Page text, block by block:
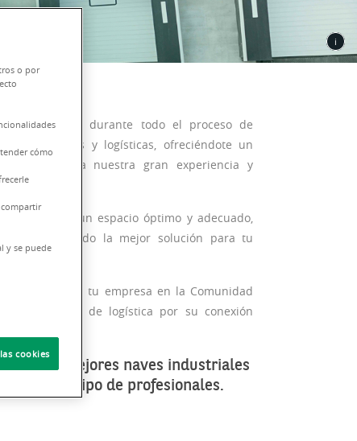
durante todo el proceso de
industriales y logísticas, ofreciéndote un
gracias a nuestra gran experiencia y
de un espacio óptimo y adecuado,
y consiguiendo la mejor solución para tu
o expandir tu empresa en la Comunidad
para todo tipo de logística por su conexión
las mejores naves industriales
equipo de profesionales.
o por
cómo
y se puede
cookies